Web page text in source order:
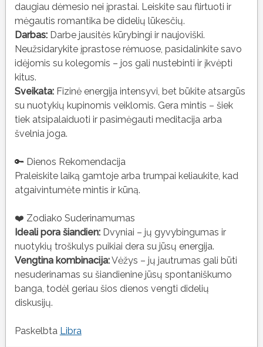
daugiau dėmesio nei įprastai. Leiskite sau flirtuoti ir
mėgautis romantika be didelių lūkesčių.
Darbas:Darbe jausitės kūrybingi ir naujoviški.
Neužsidarykite įprastose rėmuose, pasidalinkite savo
idėjomis su kolegomis – jos gali nustebinti ir įkvėpti
kitus.
Sveikata:Fizinė energija intensyvi, bet būkite atsargūs
su nuotykių kupinomis veiklomis. Gera mintis – šiek
tiek atsipalaiduoti ir pasimėgauti meditacija arba
švelnia joga.
🔑 Dienos Rekomendacija
Praleiskite laiką gamtoje arba trumpai keliaukite, kad
atgaivintumėte mintis ir kūną.
❤️ Zodiako Suderinamumas
Ideali pora šiandien:Dvyniai – jų gyvybingumas ir
nuotykių troškulys puikiai dera su jūsų energija.
Vengtina kombinacija:Vėžys – jų jautrumas gali būti
nesuderinamas su šiandienine jūsų spontaniškumo
banga, todėl geriau šios dienos vengti didelių
diskusijų.
Paskelbta Libra